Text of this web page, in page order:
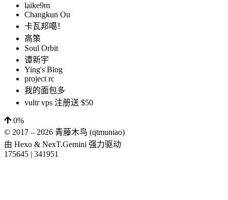
laike9m
Changkun Ou
卡瓦邦噶！
高策
Soul Orbit
谭新宇
Ying's Blog
project rc
我的面包多
vultr vps 注册送 $50
0%
© 2017 – 2026 青藤木鸟 (qtmuniao)
由 Hexo & NexT.Gemini 强力驱动
175645 | 341951